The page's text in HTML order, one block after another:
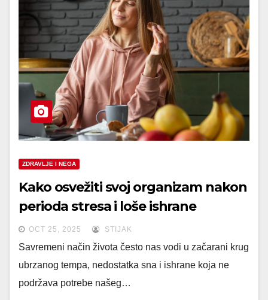
ZDRAVLJE I NEGA
Kako osvežiti svoj organizam nakon
perioda stresa i loše ishrane
OCT 25, 2025 STIJAK
Savremeni način života često nas vodi u začarani krug
ubrzanog tempa, nedostatka sna i ishrane koja ne
podržava potrebe našeg…